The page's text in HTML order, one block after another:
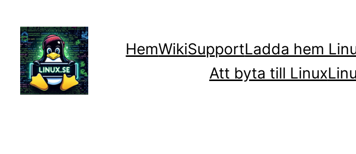
innehåll
HemWikiSupportLadda hem
Att byta till Linux